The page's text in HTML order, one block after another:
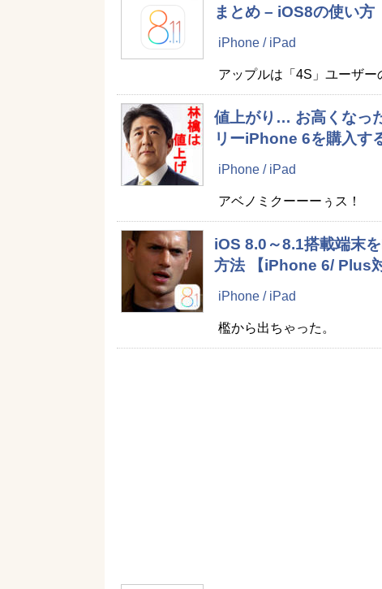
まとめ – iOS8の使い方
iPhone / iPad
アップルは「4S」ユーザー
値上がり… お高くなっ
リーiPhone 6を購入す
iPhone / iPad
アベノミクーーーぅス！
iOS 8.0～8.1搭載端末
方法 【iPhone 6/ Plus対
iPhone / iPad
檻から出ちゃった。